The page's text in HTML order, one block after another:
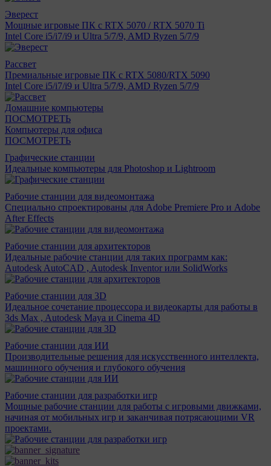
Эверест
Мощные игровые ПК с RTX 5070 / RTX 5070 Ti
Intel Core i5/i7/i9 и Ultra 5/7/9, AMD Ryzen 5/7/9
Рассвет
Премиальные игровые ПК с RTX 5080/RTX 5090
Intel Core i5/i7/i9 и Ultra 5/7/9, AMD Ryzen 5/7/9
Домашние компьютеры
ПОСМОТРЕТЬ
Компьютеры для офиса
ПОСМОТРЕТЬ
Графические станции
Идеальные компьютеры для Photoshop и Lightroom
Рабочие станции для видеомонтажа
Специально спроектированы для Adobe Premiere Pro и Adobe
After Effects
Рабочие станции для архитекторов
Идеальные рабочие станции для таких программ как:
Autodesk AutoCAD , Autodesk Inventor или SolidWorks
Рабочие станции для 3D
Идеальное сочетание процессора и видеокарты для работы в
3ds Max , Autodesk Maya и Cinema 4D
Рабочие станции для ИИ
Производительные решения для искусственного интеллекта,
машинного обучения и глубокого обучения
Рабочие станции для разработки игр
Мощные рабочие станции для работы с игровыми движками,
начиная от мобильных игр и заканчивая потрясающими VR
проектами.